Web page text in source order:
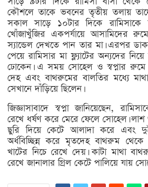
কৌশলে তাকে ভবনের তৃতীয় তলায়
সকাল সাড়ে ১০টার দিকে রামিসাকে
খোঁজাখুঁজির একপর্যায়ে আসামিদের
স্যান্ডেল দেখতে পান তার মা। এরপর
পেয়ে রামিসার মা ফ্ল্যাটের অন্যদের
ঢোকেন। এ সময় সোহেল ও স্বপ্নার রুমে
দেহ এবং বাথরুমের বালতির মধ্যে মাথা
সেখানে দাঁড়িয়ে ছিলেন।
জিজ্ঞাসাবাদে স্বপ্না জানিয়েছেন,
রেখে ধর্ষণ করে মেরে ফেলে সোহেল।
ছুরি দিয়ে কেটে আলাদা করে এবং
অর্ধবিচ্ছিন্ন করে মৃতদেহ বাথরুম
খাটের নিচে রেখে দেয়। কাটা মাথা
রেখে জানালার গ্রিল কেটে পালিয়ে যায়